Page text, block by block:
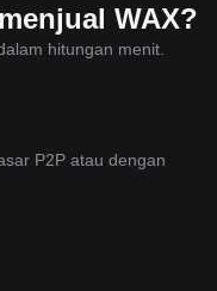
WAX?
hitungan menit.
P2P atau dengan